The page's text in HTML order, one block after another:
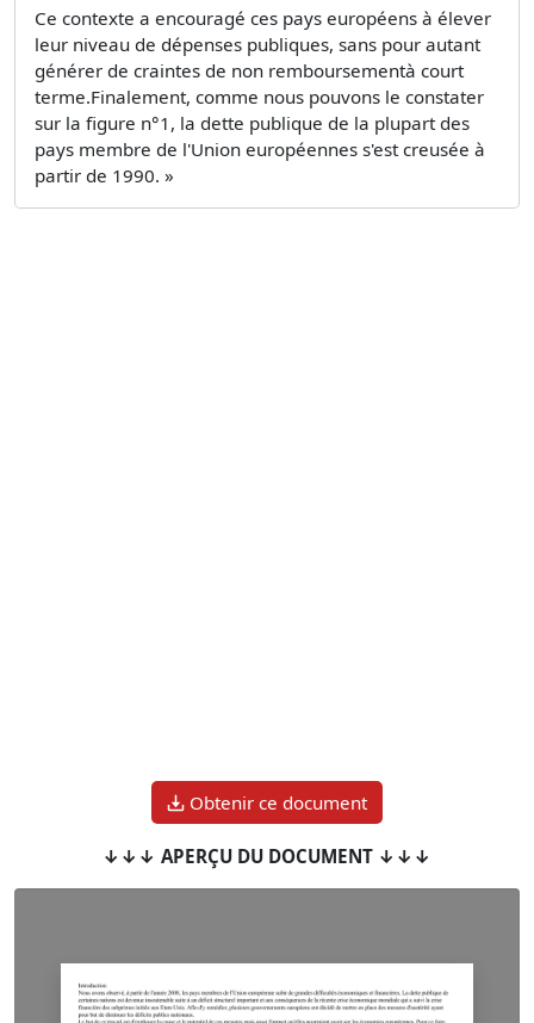
Ce contexte a encouragé ces pays européens à élever
leur niveau de dépenses publiques, sans pour autant
générer de craintes de non remboursementà court
terme.Finalement, comme nous pouvons le constater
sur la figure n°1, la dette publique de la plupart des
pays membre de l'Union européennes s'est creusée à
partir de 1990. »
Obtenir ce document
↓↓↓ APERÇU DU DOCUMENT ↓↓↓